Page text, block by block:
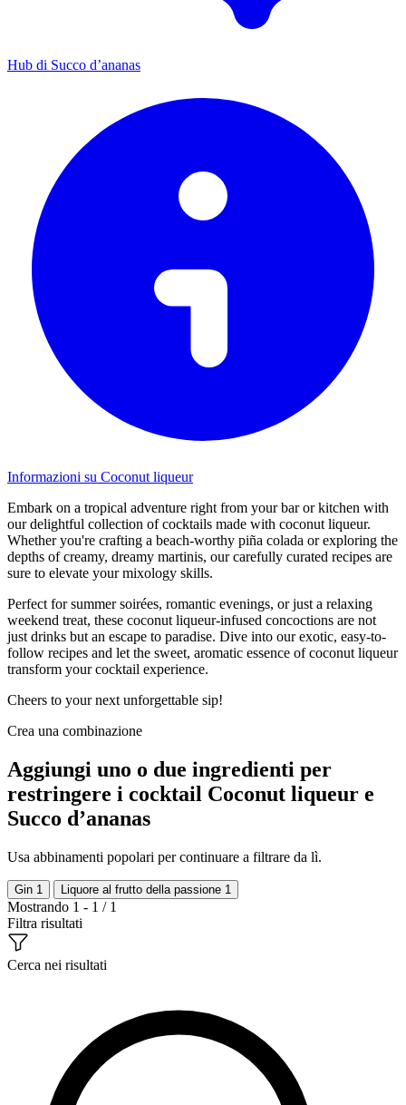
Hub di Succo d’ananas
Informazioni su Coconut liqueur
Embark on a tropical adventure right from your bar or kitchen with
our delightful collection of cocktails made with coconut liqueur.
Whether you're crafting a beach-worthy piña colada or exploring the
depths of creamy, dreamy martinis, our carefully curated recipes are
sure to elevate your mixology skills.
Perfect for summer soirées, romantic evenings, or just a relaxing
weekend treat, these coconut liqueur-infused concoctions are not
just drinks but an escape to paradise. Dive into our exotic, easy-to-
follow recipes and let the sweet, aromatic essence of coconut liqueur
transform your cocktail experience.
Cheers to your next unforgettable sip!
Crea una combinazione
Aggiungi uno o due ingredienti per
restringere i cocktail Coconut liqueur e
Succo d’ananas
Usa abbinamenti popolari per continuare a filtrare da lì.
Gin 1 Liquore al frutto della passione 1
Mostrando 1 - 1 / 1
Filtra risultati
Cerca nei risultati